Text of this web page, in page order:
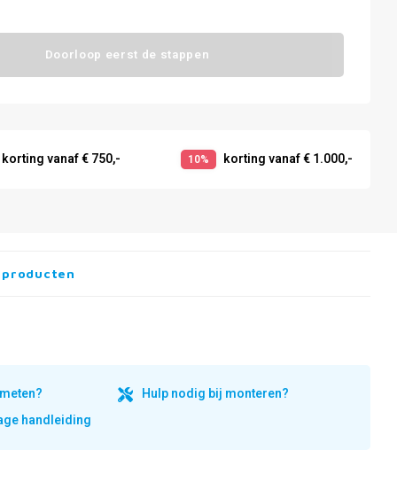
Doorloop eerst de stappen
korting vanaf € 750,- 10% korting vanaf € 1.000,-
Hulp nodig bij monteren?
handleiding